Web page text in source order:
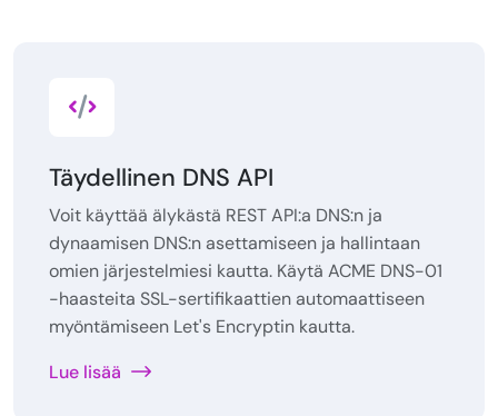
Täydellinen DNS API
Voit käyttää älykästä REST API:a DNS:n ja
dynaamisen DNS:n asettamiseen ja hallintaan
omien järjestelmiesi kautta. Käytä ACME DNS-01
-haasteita SSL-sertifikaattien automaattiseen
myöntämiseen Let's Encryptin kautta.
Lue lisää